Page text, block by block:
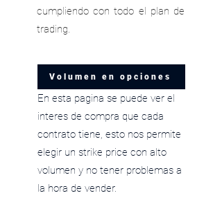
cumpliendo con todo el plan de
trading.
Volumen en opciones
En esta pagina se puede ver el
interes de compra que cada
contrato tiene, esto nos permite
elegir un strike price con alto
volumen y no tener problemas a
la hora de vender.